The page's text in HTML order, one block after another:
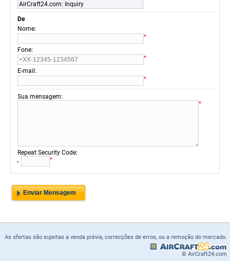
AirCraft24.com: Inquiry
De
Nome:
*
Fone:
*
E-mail :
*
Sua mensagem:
*
Repeat Security Code:
*
As ofertas são sujeitas a venda prévia, correcções de erros, ou a remoção do mercado.
© AirCraft24.com